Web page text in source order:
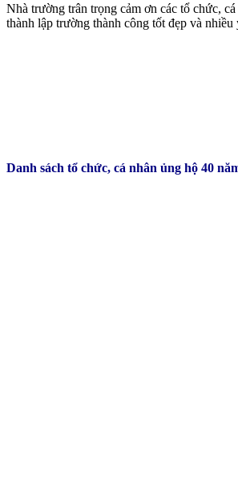
Nhà trường trân trọng cảm ơn các tổ chức,
thành lập trường thành công tốt đẹp và nhiều
Danh sách tổ chức, cá nhân ủng hộ 40